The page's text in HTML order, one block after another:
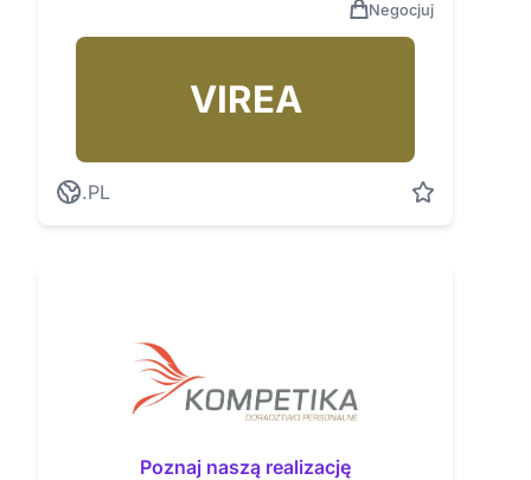
Negocjuj
VIREA
.PL
Poznaj naszą realizację